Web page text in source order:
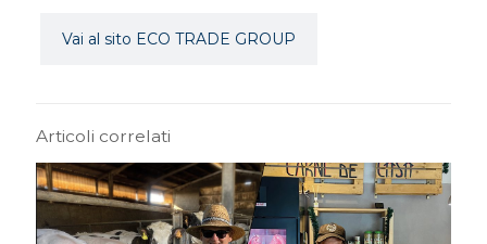
Vai al sito ECO TRADE GROUP
Articoli correlati